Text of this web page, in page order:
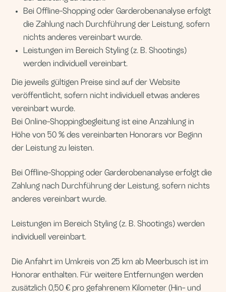
veröffentlicht, sofern nicht individuell etwas anderes
Bei Online-Shoppingbegleitung ist eine Anzahlung in
Höhe von 50 % des vereinbarten Honorars vor Beginn
der Leistung zu leisten.
Zahlung nach Durchführung der Leistung, sofern nichts
anderes vereinbart wurde.
Leistungen im Bereich Styling (z. B. Shootings) werden
individuell vereinbart.
Die Anfahrt im Umkreis von 25 km ab Meerbusch ist im
zusätzlich 0,50 € pro gefahrenem Kilometer (Hin- und
Rückfahrt) berechnet.
anderes vereinbart wurde.
Rechnungen sind ohne Abzug sofort nach Erhalt fällig.
Bei Zahlungsverzug gelten die gesetzlichen Regelungen.
5. Terminabsage und Ausfallhonorar
Vereinbarte Termine sind verbindlich.
Eine kostenfreie Absage oder Verschiebung ist bis